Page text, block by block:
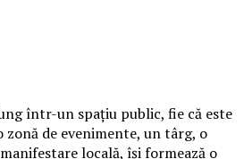
într-un spațiu public, fie că este
zonă de evenimente, un târg, o
locală, își formează o